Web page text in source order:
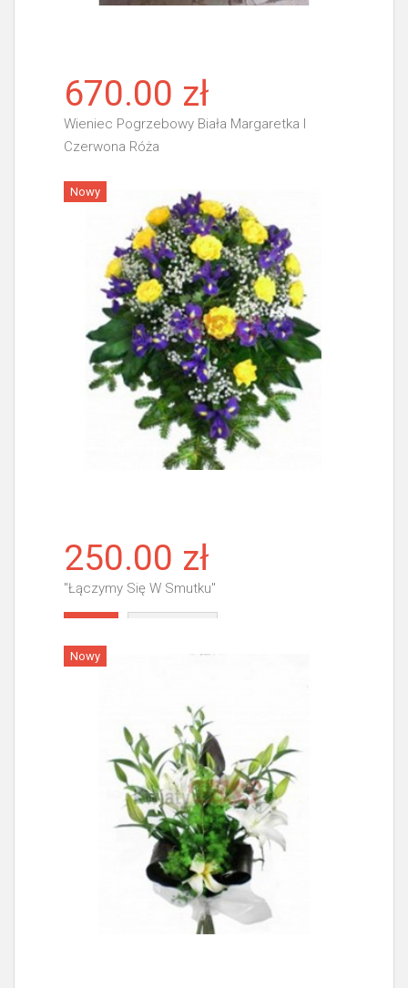
670.00 zł
Wieniec Pogrzebowy Biała Margaretka I
Czerwona Róża
Więcej
Nowy
250.00 zł
"Łączymy Się W Smutku"
Nowy